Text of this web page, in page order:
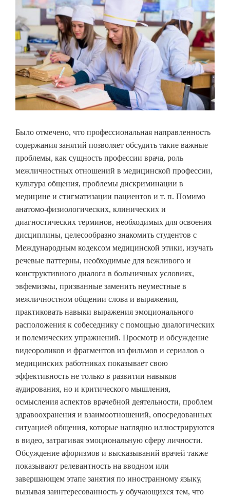
Было отмечено, что профессиональная направленность
содержания занятий позволяет обсудить такие важные
проблемы, как сущность профессии врача, роль
межличностных отношений в медицинской профессии,
культура общения, проблемы дискриминации в
медицине и стигматизации пациентов и т. п. Помимо
анатомо-физиологических, клинических и
диагностических терминов, необходимых для освоения
дисциплины, целесообразно знакомить студентов с
Международным кодексом медицинской этики, изучать
речевые паттерны, необходимые для вежливого и
конструктивного диалога в больничных условиях,
эвфемизмы, призванные заменить неуместные в
межличностном общении слова и выражения,
практиковать навыки выражения эмоционального
расположения к собеседнику с помощью диалогических
и полемических упражнений. Просмотр и обсуждение
видеороликов и фрагментов из фильмов и сериалов о
медицинских работниках показывает свою
эффективность не только в развитии навыков
аудирования, но и критического мышления,
осмысления аспектов врачебной деятельности, проблем
здравоохранения и взаимоотношений, опосредованных
ситуацией общения, которые наглядно иллюстрируются
в видео, затрагивая эмоциональную сферу личности.
Обсуждение афоризмов и высказываний врачей также
показывают релевантность на вводном или
завершающем этапе занятия по иностранному языку,
вызывая заинтересованность у обучающихся тем, что